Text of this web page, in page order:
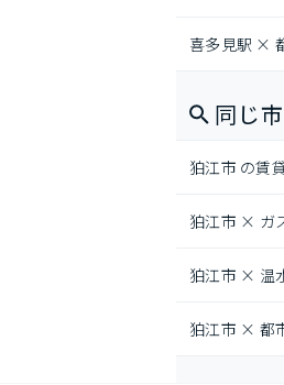
喜多見駅 ×
同じ
狛江市 の賃
狛江市 × ガ
狛江市 × 温
狛江市 × 都